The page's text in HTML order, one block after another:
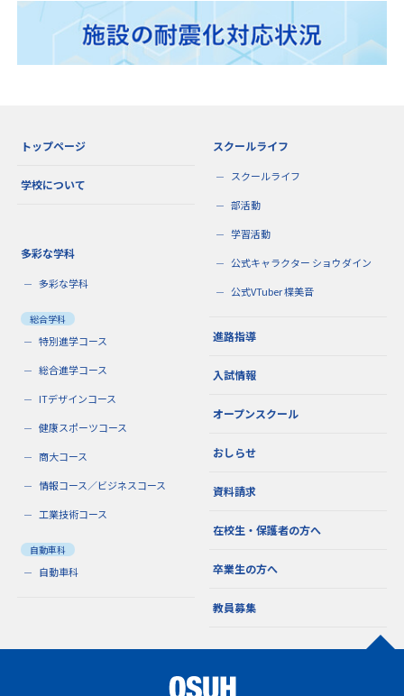
トップページ
学校について
多彩な学科
多彩な学科
総合学科
特別進学コース
総合進学コース
ITデザインコース
健康スポーツコース
商大コース
情報コース／ビジネスコース
工業技術コース
自動車科
自動車科
スクールライフ
スクールライフ
部活動
学習活動
公式キャラクター ショウダイン
公式VTuber 楪美音
進路指導
入試情報
オープンスクール
おしらせ
資料請求
在校生・保護者の方へ
卒業生の方へ
教員募集